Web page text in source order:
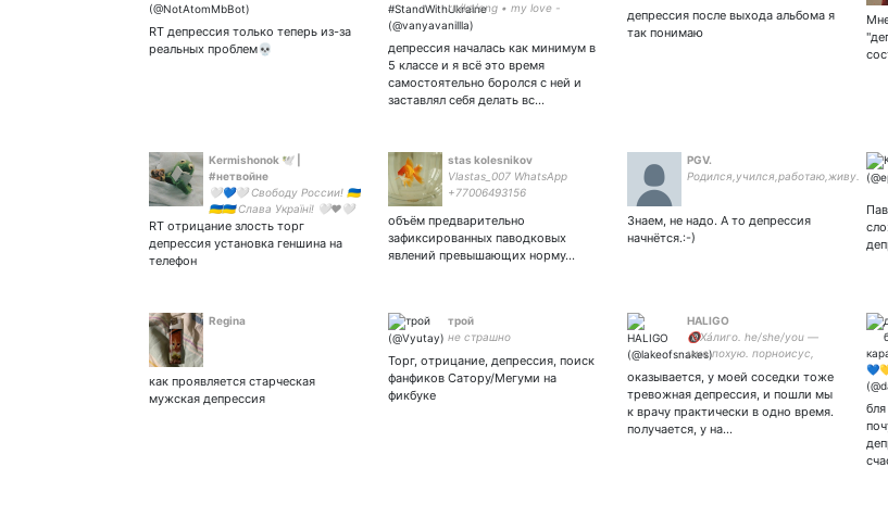
RT депрессия только теперь из-за
реальных проблем💀
ru/kz/eng • my love -
депрессия началась как минимум в
5 классе и я всё это время
самостоятельно боролся с ней и
заставлял себя делать вс…
jimin is my sunshine ' promise
is my life '
депрессия после выхода альбома я
так понимаю
Kermishonok 🕊 |
#нетвойне
🤍💙🤍 Свободу России! 🇺🇦
🇺🇦🇺🇦 Слава Україні! 🤍♥️🤍
Жыве Беларусь!
RT отрицание злость торг
депрессия установка геншина на
телефон
stas kolesnikov
Vlastas_007 WhatsApp
+77006493156
объём предварительно
зафиксированных паводковых
явлений превышающих норму…
PGV.
Родился,учился,работаю,живу.
Знаем, не надо. А то депрессия
начнётся.:-)
Regina
как проявляется старческая
мужская депрессия
трой
не страшно
Торг, отрицание, депрессия, поиск
фанфиков Сатору/Мегуми на
фикбуке
HALIGO
🔞Хáлиго. he/she/you —
мне похую. порноисус,
с roleplayer, ficwriter,
musician. #мгчд
#импровизация люблю
своего кота.
оказывается, у моей соседки тоже
тревожная депрессия, и пошли мы
к врачу практически в одно время.
получается, у на…